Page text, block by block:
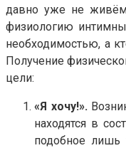
давно уже не живём
физиологию
необходимостью, а
Получение
цели:
«Я хочу!».
находятся в
подобное лишь